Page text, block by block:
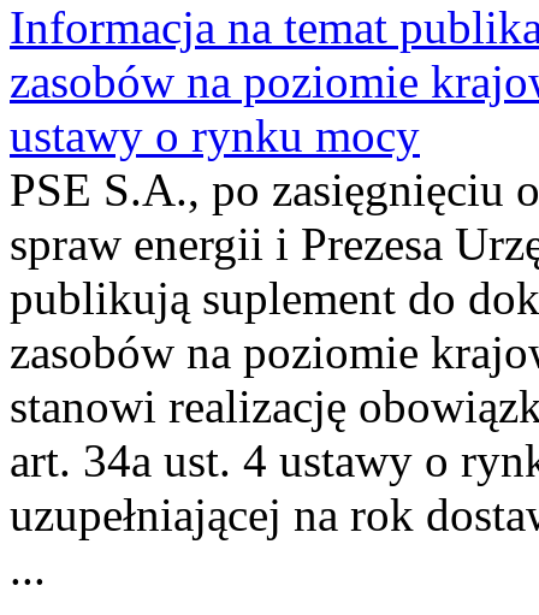
Informacja na temat
zasobów na poziomie
ustawy o rynku mocy
PSE S.A., po zasięgnięciu
spraw energii i Prezesa
publikują suplement do
zasobów na poziomie
stanowi realizację
art. 34a ust. 4 ustawy o
uzupełniającej na rok
...